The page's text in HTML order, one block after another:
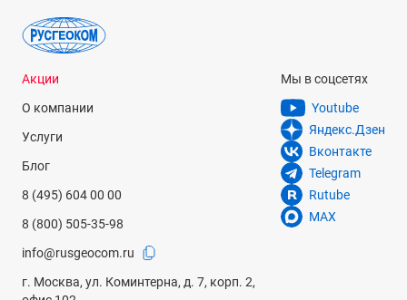
Акции
О компании
Услуги
Блог
8 (495) 604 00 00
8 (800) 505-35-98
info@rusgeocom.ru
г. Москва, ул. Коминтерна, д. 7, корп. 2,
Мы в соцсетях
Youtube
Яндекс.Дзен
Вконтакте
Telegram
Rutube
MAX